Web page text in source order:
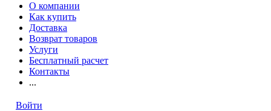
О компании
Как купить
Доставка
Возврат товаров
Услуги
Бесплатный расчет
Контакты
...
Войти